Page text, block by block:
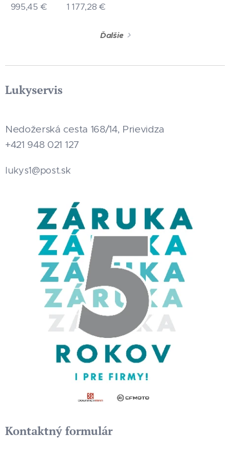
995,45 € 1 177,28 €
Ďalšie
Lukyservis
Nedožerská cesta 168/14, Prievidza
+421 948 021 127
lukys1@post.sk
Kontaktný formulár